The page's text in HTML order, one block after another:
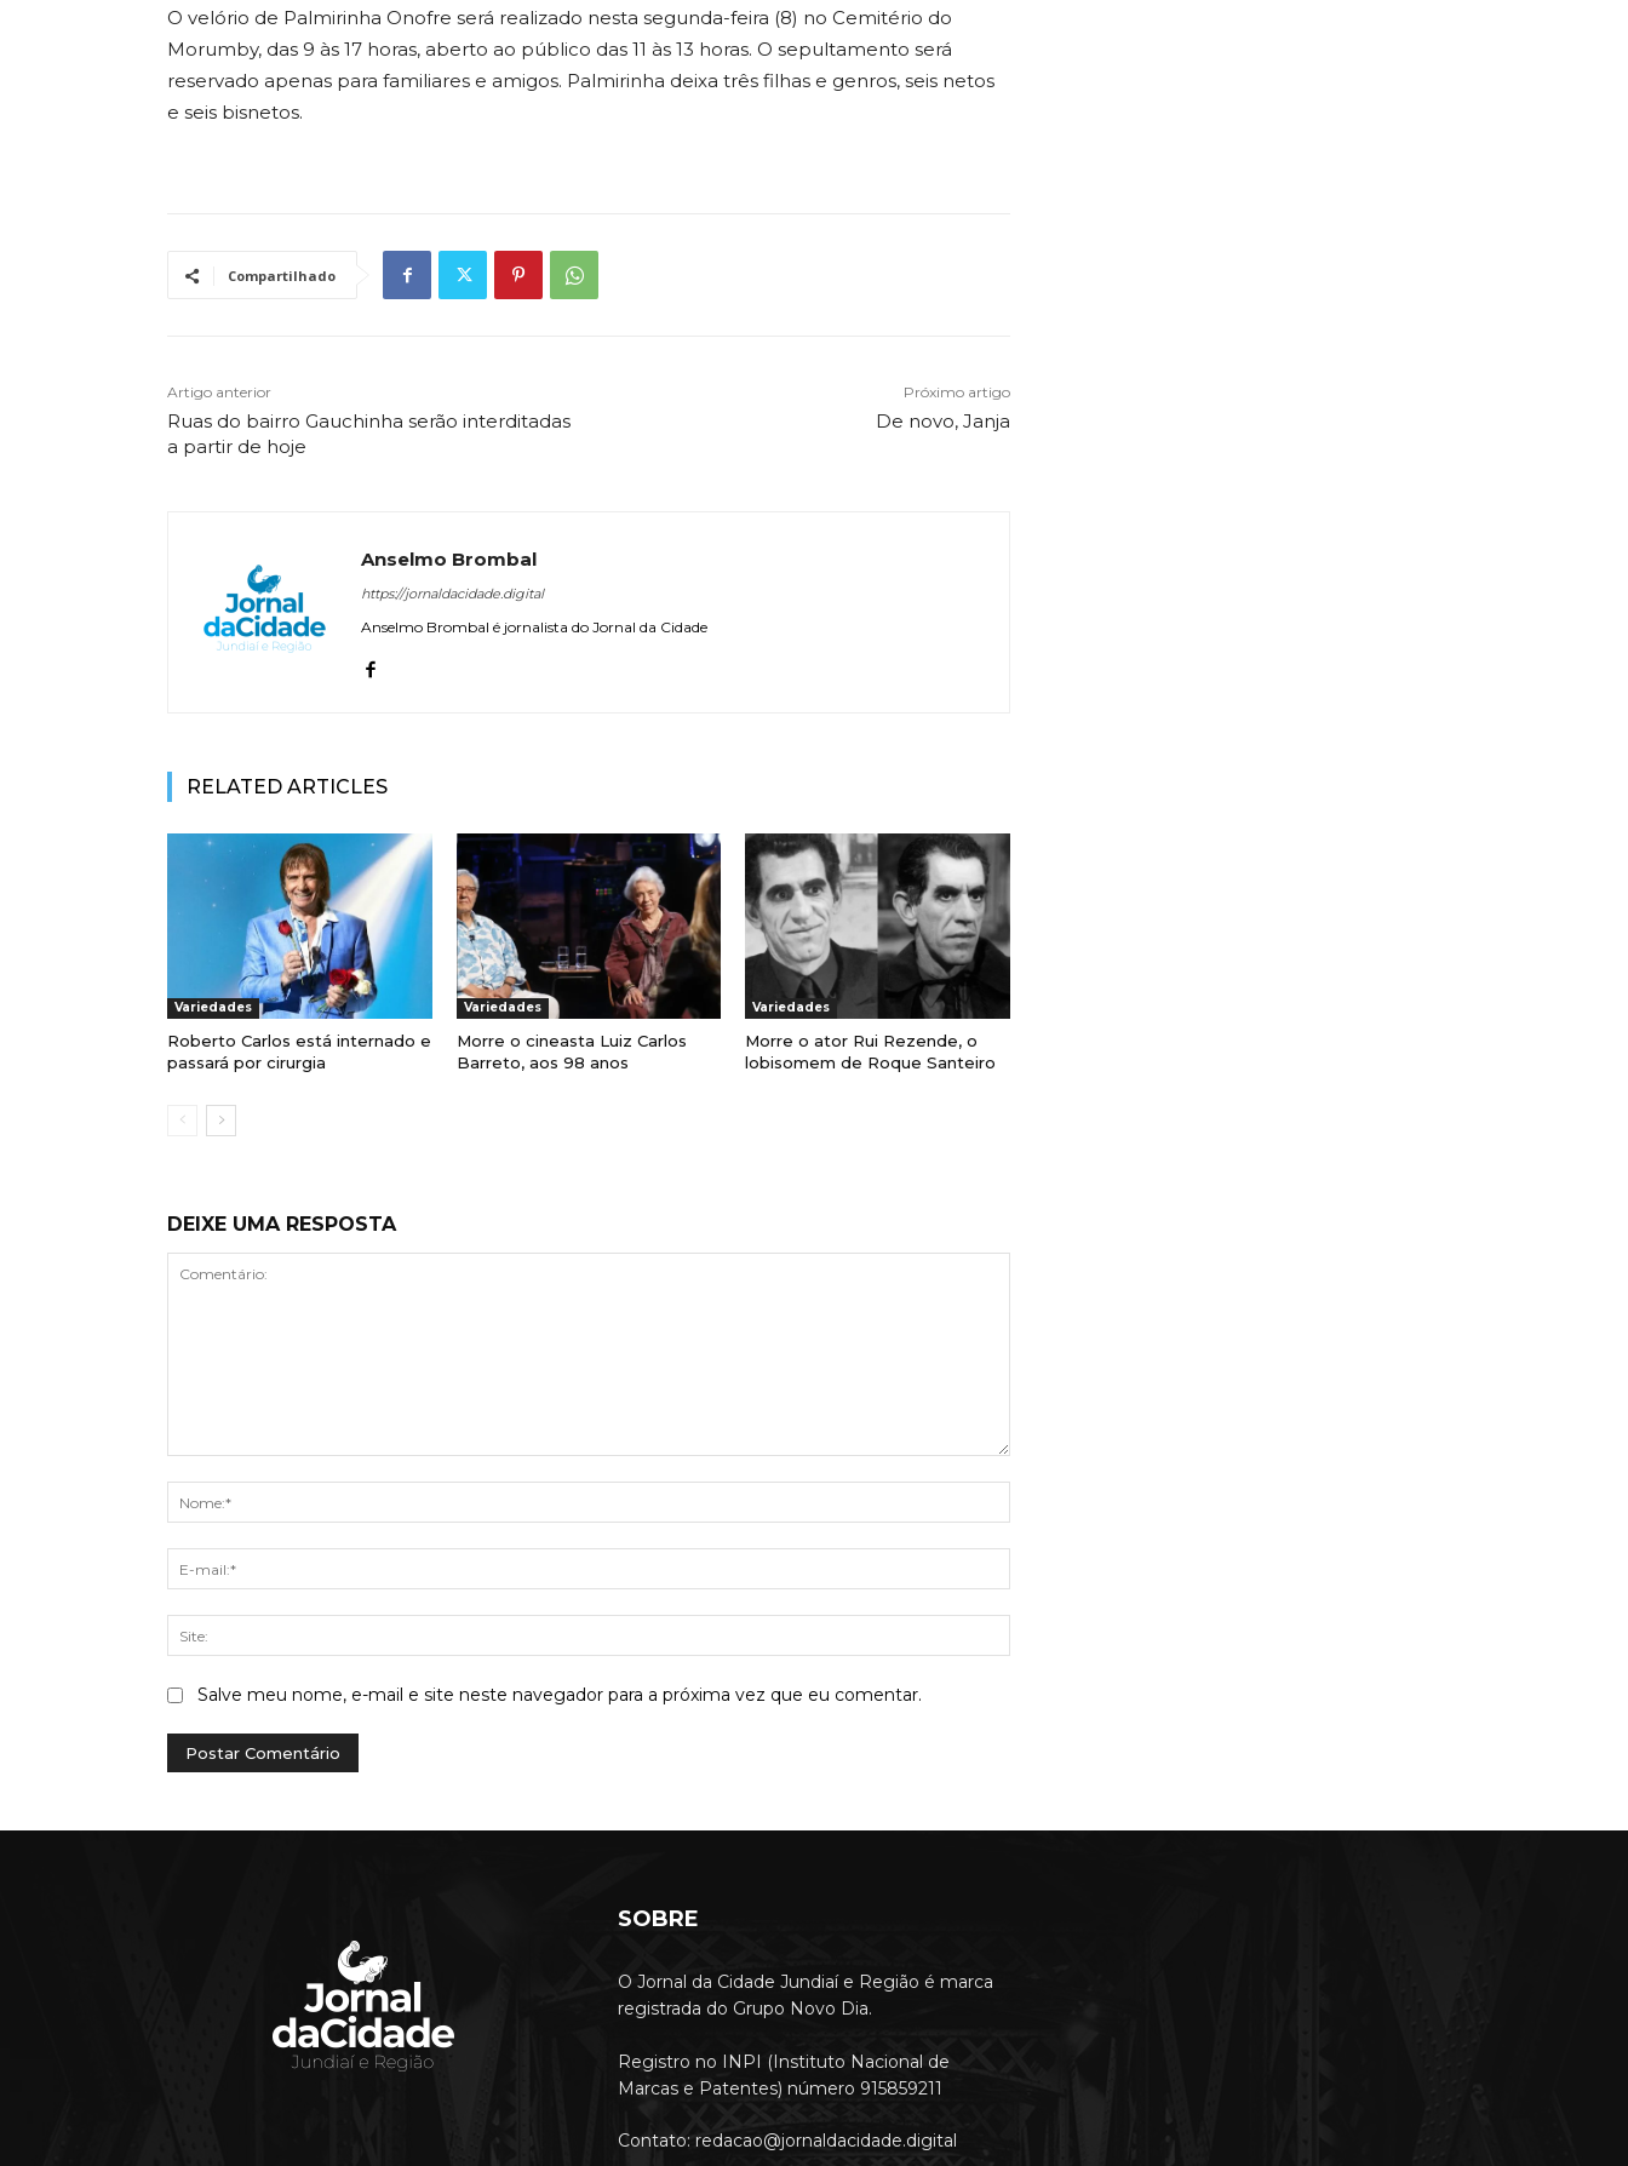
O velório de Palmirinha Onofre será realizado nesta segunda-feira (8) no Cemitério do
Morumby, das 9 às 17 horas, aberto ao público das 11 às 13 horas. O sepultamento será
reservado apenas para familiares e amigos. Palmirinha deixa três filhas e genros, seis netos
e seis bisnetos.
Compartilhado
Artigo anterior
Ruas do bairro Gauchinha serão interditadas
a partir de hoje
Próximo artigo
De novo, Janja
Anselmo Brombal
https://jornaldacidade.digital
Anselmo Brombal é jornalista do Jornal da Cidade
RELATED ARTICLES
Variedades
Roberto Carlos está internado e
passará por cirurgia
Variedades
Morre o cineasta Luiz Carlos
Barreto, aos 98 anos
Variedades
Morre o ator Rui Rezende, o
lobisomem de Roque Santeiro
DEIXE UMA RESPOSTA
mail:*
Salve meu nome, e-mail e site neste navegador para a próxima vez que eu comentar.
SOBRE
O Jornal da Cidade Jundiaí e Região é marca
registrada do Grupo Novo Dia.
Registro no INPI (Instituto Nacional de
Marcas e Patentes) número 915859211
Contato: redacao@jornaldacidade.digital